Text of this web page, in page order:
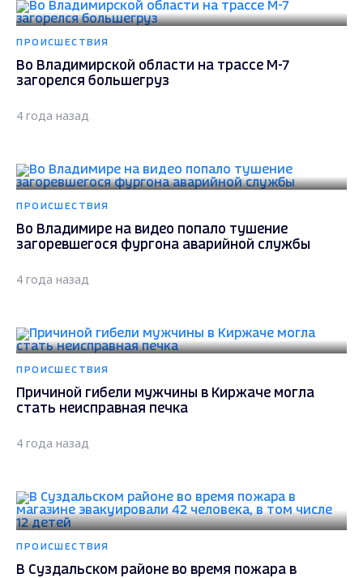
ПРОИСШЕСТВИЯ
Во Владимирской области на трассе М-7
загорелся большегруз
4 года назад
ПРОИСШЕСТВИЯ
Во Владимире на видео попало тушение
загоревшегося фургона аварийной службы
4 года назад
ПРОИСШЕСТВИЯ
Причиной гибели мужчины в Киржаче могла
стать неисправная печка
4 года назад
ПРОИСШЕСТВИЯ
В Суздальском районе во время пожара в